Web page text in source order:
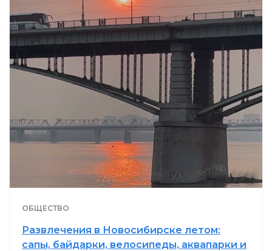
ОБЩЕСТВО
Развлечения в Новосибирске летом:
сапы, байдарки, велосипеды, аквапарки и